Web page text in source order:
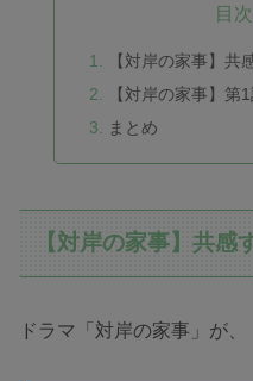
目次
【対岸の家事】共
【対岸の家事】第
まとめ
【対岸の家事】共感
ドラマ「対岸の家事」が、